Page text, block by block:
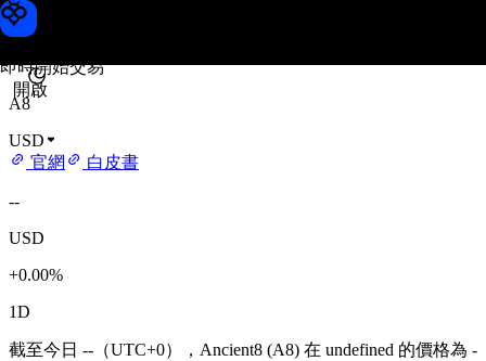
即時開始交易
開啟
Ancient8 價格
A8
USD
官網
白皮書
--
USD
+0.00%
1D
截至今日 --（UTC+0），Ancient8 (A8) 在 undefined 的價格為 -